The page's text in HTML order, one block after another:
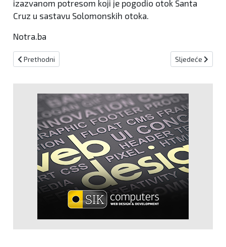
izazvanom potresom koji je pogodio otok Santa
Cruz u sastavu Solomonskih otoka.
Notra.ba
Prethodni članak: Facebook i Instagram će označavati sve slike
Prethodni Sljedeći
Sljedeće